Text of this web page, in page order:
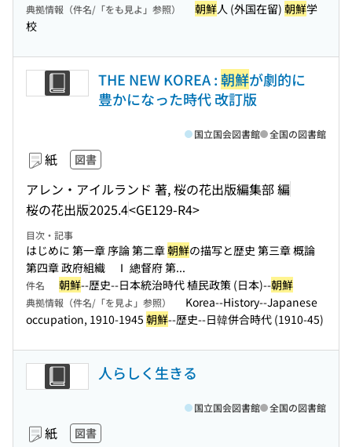
典拠情報（件名/「をも見よ」参照） 朝鮮人 (外国在留) 朝鮮学
校
THE NEW KOREA :朝鮮が劇的に
豊かになった時代 改訂版
紙 図書
アレン・アイルランド 著, 桜の花出版編集部 編
桜の花出版2025.4<GE129-R4>
国立国会図書館 全国の図書館
目次・記事
はじめに 第一章 序論 第二章朝鮮の描写と歴史 第三章 概論
第四章 政府組織 Ⅰ 總督府 第...
件名 朝鮮--歴史--日本統治時代 植民政策 (日本)--朝鮮
典拠情報（件名/「を見よ」参照）
Korea--History--Japanese
occupation, 1910-1945 朝鮮--歴史--日韓併合時代 (1910-45)
人らしく生きる
紙 図書
国立国会図書館 全国の図書館